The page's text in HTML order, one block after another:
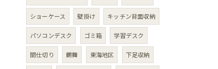
ショーケース 壁掛け キッチン背面収納
パソコンデスク ゴミ箱 学習デスク
間仕切り 鶴舞 東海地区 下足収納